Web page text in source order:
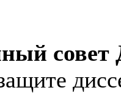
совет